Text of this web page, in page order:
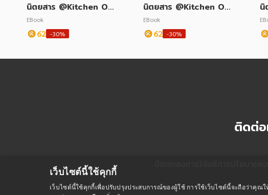
นิตยสาร @Kitchen Oc
tober 2024
EBook
62 -30%
นิตยสาร @Kitchen Oc
tober 2021
EBook
62 -30%
นิ
ติดต่อ
เว็บไซต์นี้ใช้คุกกี้
เว็บไซต์นี้ใช้คุกกี้เพื่อปรับปรุงประสบการณ์ของผู้ใช้ การใช้เว็บไซต์นี้จะถือว่าคุ